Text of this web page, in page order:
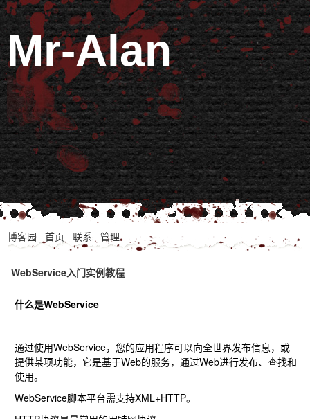
Mr-Alan
博客园 首页 联系 管理
WebService入门实例教程
什么是WebService
通过使用WebService，您的应用程序可以向全世界发布信息，或
提供某项功能，它是基于Web的服务，通过Web进行发布、查找和
使用。
WebService脚本平台需支持XML+HTTP。